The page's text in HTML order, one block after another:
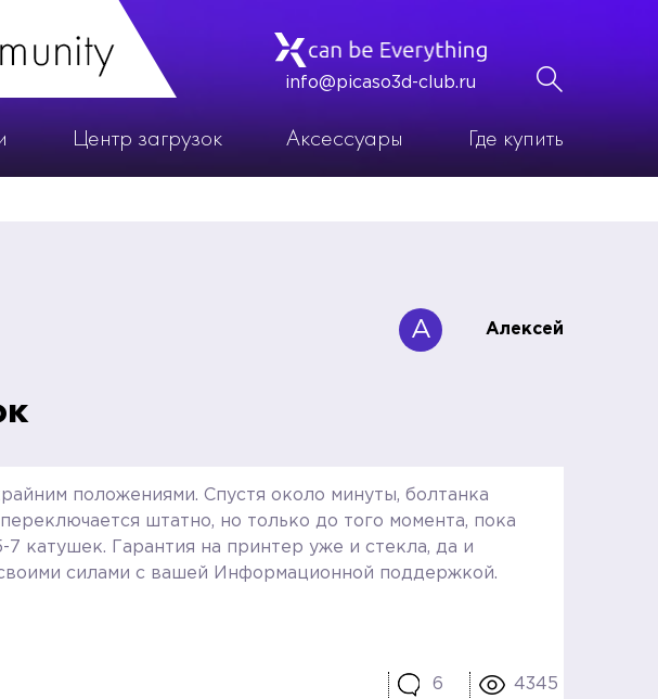
info@picaso3d-club.ru
Центр загрузок Аксессуары Где купить
А Алексей
положениями. Спустя около минуты, болтанка
штатно, но только до того момента, пока
катушек. Гарантия на принтер уже и стекла, да и
силами с вашей Информационной поддержкой.
6 4345